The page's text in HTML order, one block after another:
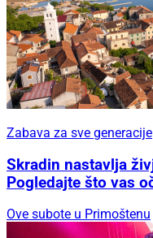
Zabava za sve generacije
Skradin nastavlja
Pogledajte što vas
Ove subote u Primoštenu